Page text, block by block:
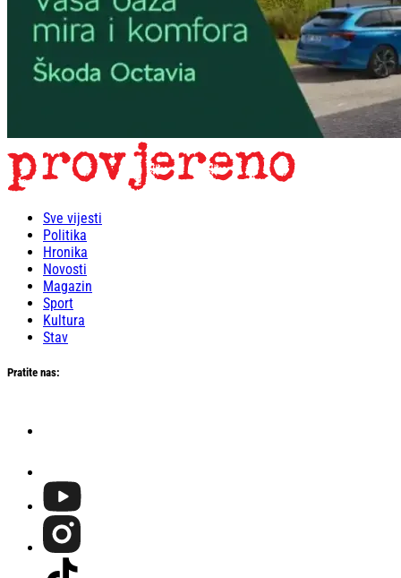
Sve vijesti
Politika
Hronika
Novosti
Magazin
Sport
Kultura
Stav
Pratite nas: